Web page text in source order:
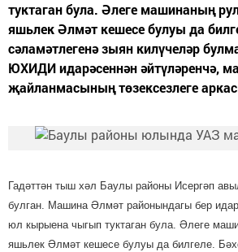
туктаган була. Әлеге машинаның
яшьлек Әлмәт кешесе булуы да
сәламәтлегенә зыян килүчеләр
ЮХИДИ идарәсеннән әйтүләренчә,
җайланмасының төзексезлеге
Гадәттән тыш хәл Баулы районы Исергәп
булган. Машина Әлмәт районындагы бер
юл кырыена чыгып туктаган була. Әлеге
яшьлек Әлмәт кешесе булуы да билгеле.